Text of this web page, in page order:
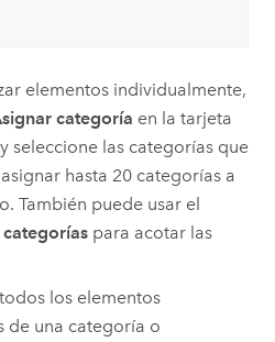
elementos individualmente,
categoría en la tarjeta
seleccione las categorías que
hasta 20 categorías a
También puede usar el
para acotar las
los elementos
de una categoría o